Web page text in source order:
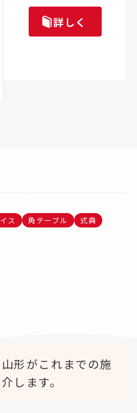
詳しく
イス 角テーブル
式典
形がこれまでの施
します。